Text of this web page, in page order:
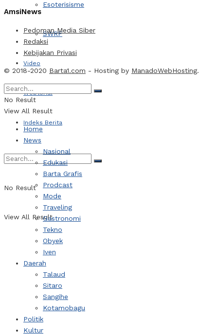
Esoterisisme
SWRF
Video
Webtorial
Indeks Berita
No Result
View All Result
AmsiNews
Pedoman Media Siber
Redaksi
Kebijakan Privasi
© 2018-2020 Barta1.com - Hosting by ManadoWebHosting.
No Result
View All Result
Home
News
Nasional
Edukasi
Barta Grafis
Prodcast
Mode
Traveling
Gastronomi
Tekno
Obyek
Iven
Daerah
Talaud
Sitaro
Sangihe
Kotamobagu
Politik
Kultur